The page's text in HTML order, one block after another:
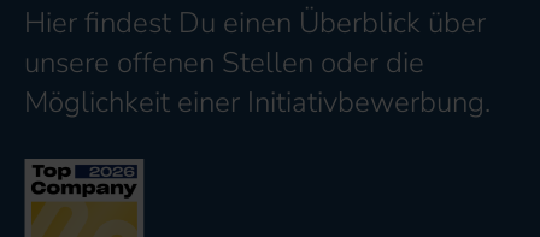
Hier findest Du einen Überblick über
unsere offenen Stellen oder die
Möglichkeit einer Initiativbewerbung.